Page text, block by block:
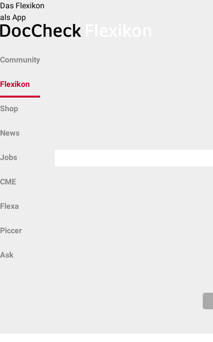
Das Flexikon
als App
Community
Flexikon
Shop
News
Jobs
CME
Flexa
Piccer
Ask